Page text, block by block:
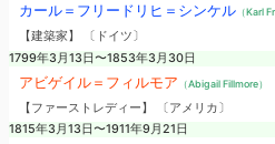
カール＝フリードリヒ＝シンケル（Karl
【建築家】 〔ドイツ〕
1799年3月13日〜1853年3月30日
アビゲイル＝フィルモア （Abigail Fillmore）
【ファーストレディー】 〔アメリカ〕
1815年3月13日〜1911年9月21日